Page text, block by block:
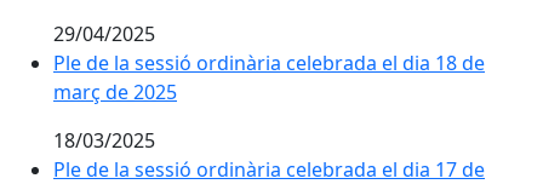
29/04/2025
Ple de la sessió ordinària celebrada el dia 18 de
març de 2025
18/03/2025
Ple de la sessió ordinària celebrada el dia 17 de